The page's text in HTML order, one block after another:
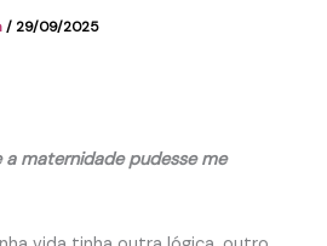
/29/09/2025
a maternidade pudesse me